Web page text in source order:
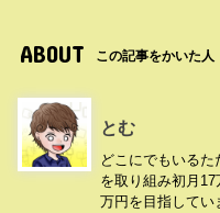
ABOUT この記事をかいた人
とむ
どこにでもいる
を取り組み初月
万円を目指してい